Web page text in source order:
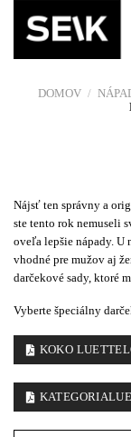
content
DOMOV /
Nájsť ten správny a
ste tento rok nemuseli
oveľa lepšie nápady. U
vhodné pre mužov aj
darčekové sady, ktoré
Vyberte špeciálny
KOKO